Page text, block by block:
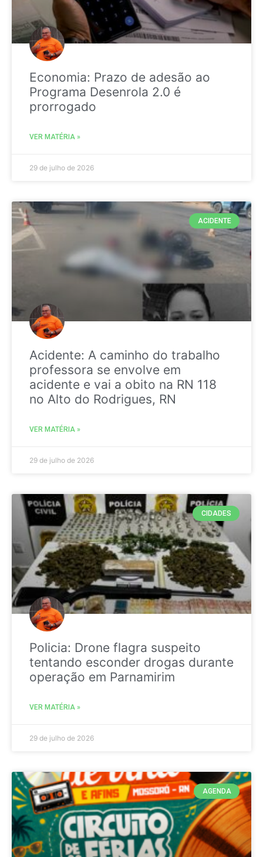
Economia: Prazo de adesão ao
Programa Desenrola 2.0 é
prorrogado
VER MATÉRIA »
29 de julho de 2026
ACIDENTE
Acidente: A caminho do trabalho
professora se envolve em
acidente e vai a obito na RN 118
no Alto do Rodrigues, RN
VER MATÉRIA »
29 de julho de 2026
CIDADES
Policia: Drone flagra suspeito
tentando esconder drogas durante
operação em Parnamirim
VER MATÉRIA »
29 de julho de 2026
AGENDA